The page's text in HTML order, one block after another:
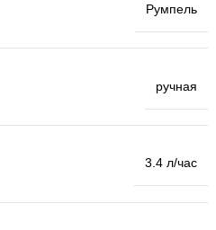
Румпель
ручная
3.4 л/час